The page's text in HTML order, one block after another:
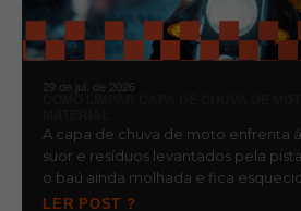
29 de jul. de 2026
A capa de chuva de moto enfrenta
suor e resíduos levantados pela
o baú ainda molhada e fica
LER POST ?